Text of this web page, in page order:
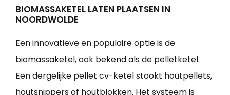
BIOMASSAKETEL LATEN PLAATSEN IN
NOORDWOLDE
Een innovatieve en populaire optie is de
biomassaketel, ook bekend als de pelletketel.
Een dergelijke pellet cv-ketel stookt houtpellets,
houtsnippers of houtblokken. Het systeem is